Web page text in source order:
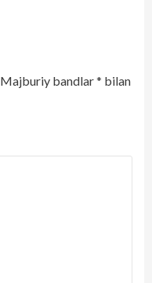
Majburiy bandlar* bilan